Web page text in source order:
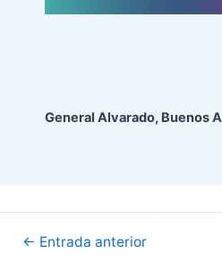
General Alvarado, Buenos
Navegación
← Entrada anterior